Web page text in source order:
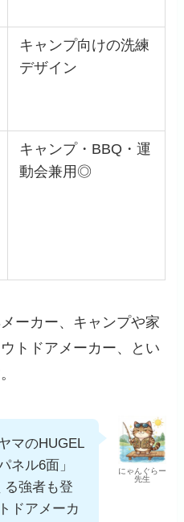
キャンプ向けの洗練
デザイン
キャンプ・BBQ・運
動会兼用◎
ーカー、キャンプや家
トドアメーカー、とい
にゃんぐらー
先生
マのHUGEL
ネル6面」
る強者も登
ドアメーカ